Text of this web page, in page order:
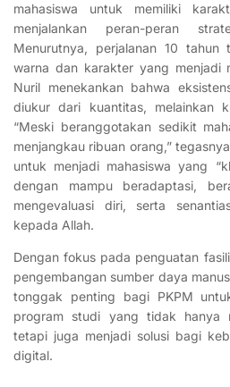
mahasiswa untuk memiliki
menjalankan peran-peran
Menurutnya, perjalanan 10 tahun
warna dan karakter yang menjadi
Nuril menekankan bahwa
diukur dari kuantitas, melainkan
“Meski beranggotakan sedikit
menjangkau ribuan orang,”
untuk menjadi mahasiswa yang
dengan mampu beradaptasi,
mengevaluasi diri, serta
kepada Allah.
Dengan fokus pada penguatan
pengembangan sumber daya
tonggak penting bagi PKPM
program studi yang tidak hanya
tetapi juga menjadi solusi bagi
digital.